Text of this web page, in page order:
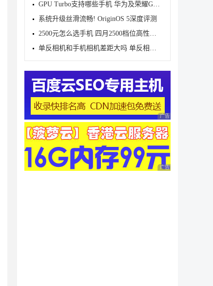
GPU Turbo支持哪些手机 华为及荣耀GPU Turbo适配机型
系统升级丝滑流畅! OriginOS 5深度评测
2500元怎么选手机 四月2500档位高性能手机推荐
单反相机和手机相机差距大吗 单反相机和手机的五大区
广告 商业广告，理性
广告 商业广告，理性